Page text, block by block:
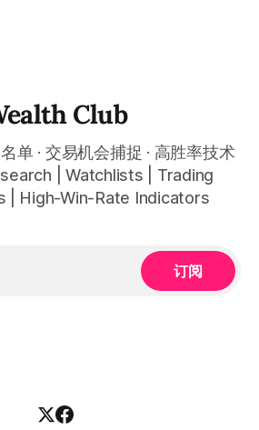
最经典的执行瑕疵引发的情绪性过度
数月，市场意识到它的真实价值——股
倍，触及约$155的高点。Q3财报
心延误导致全年收入指引从约
Club
单 · 交易机会捕捉 · 高胜率技术
| Watchlists | Trading
| High-Win-Rate Indicators
订阅